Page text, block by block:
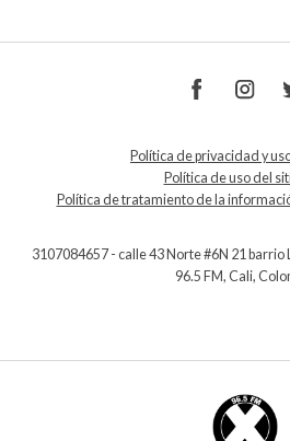
Política de privacidad y
Política de uso del
Política de tratamiento de la
3107084657 - calle 43 Norte #6N 21 barrio
96.5 FM, Cali,